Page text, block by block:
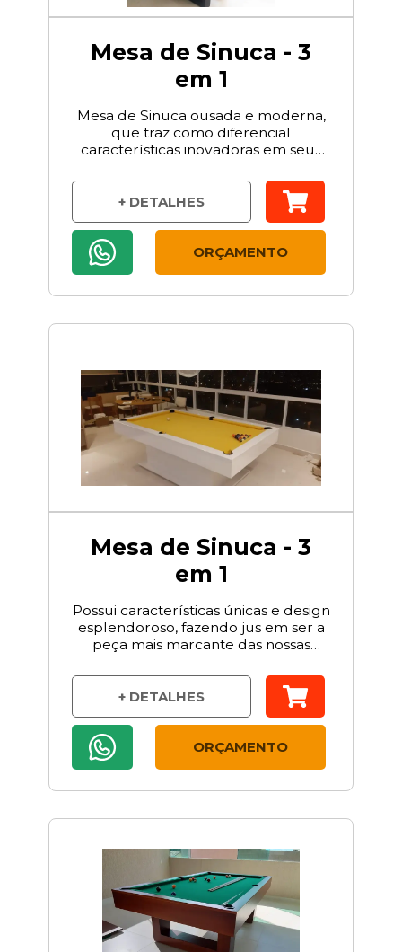
Mesa de Sinuca - 3
em 1
Mesa de Sinuca ousada e moderna,
que traz como diferencial
características inovadoras em seus
+ DETALHES
ORÇAMENTO
Mesa de Sinuca - 3
em 1
Possui características únicas e design
esplendoroso, fazendo jus em ser a
peça mais marcante das nossas
+ DETALHES
ORÇAMENTO